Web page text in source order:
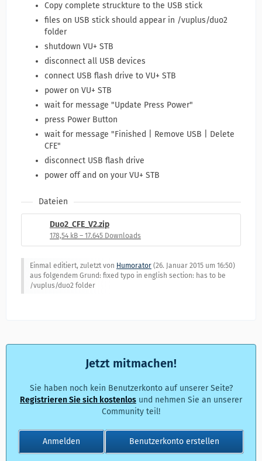
Copy complete struckture to the USB stick
files on USB stick should appear in /vuplus/duo2
folder
shutdown VU+ STB
disconnect all USB devices
connect USB flash drive to VU+ STB
power on VU+ STB
wait for message "Update Press Power"
press Power Button
wait for message "Finished | Remove USB | Delete
CFE"
disconnect USB flash drive
power off and on your VU+ STB
Dateien
Duo2_CFE_V2.zip
178,54 kB – 17.645 Downloads
Einmal editiert, zuletzt von Humorator (26. Januar 2015 um 16:50)
aus folgendem Grund: fixed typo in english section: has to be
/vuplus/duo2 folder
Jetzt mitmachen!
Sie haben noch kein Benutzerkonto auf unserer Seite?
Registrieren Sie sich kostenlos und nehmen Sie an unserer
Community teil!
Benutzerkonto erstellen
Anmelden